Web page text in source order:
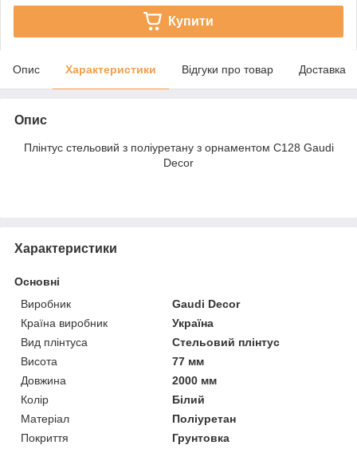
Купити
Опис Характеристики Відгуки про товар Доставка
Опис
Плінтус стельовий з поліуретану з орнаментом C128 Gaudi
Decor
Характеристики
Основні
Виробник
Gaudi Decor
Країна виробник
Україна
Вид плінтуса
Стельовий плінтус
Висота
77 мм
Довжина
2000 мм
Колір
Білий
Матеріал
Поліуретан
Покриття
Грунтовка